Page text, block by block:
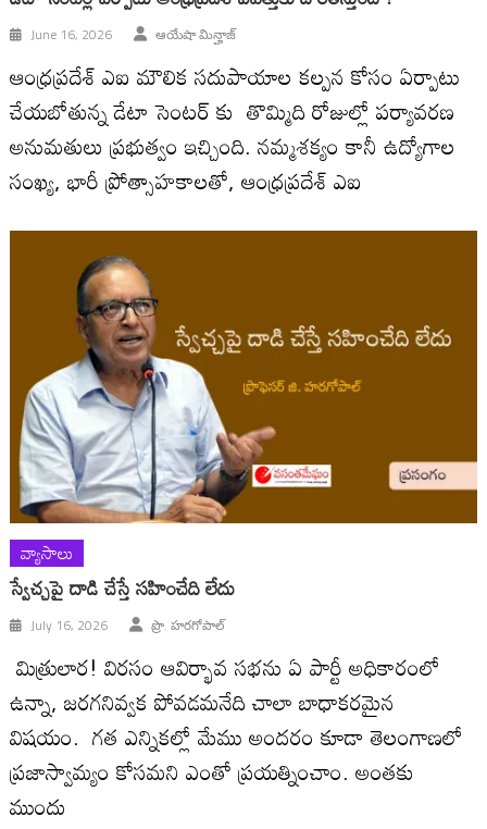
June 16, 2026 ఆయేషా మిన్హాజ్
ఆంధ్రప్రదేశ్ ఎఐ మౌలిక సదుపాయాల కల్పన కోసం ఏర్పాటు
చేయబోతున్న డేటా సెంటర్ కు తొమ్మిది రోజుల్లో పర్యావరణ
అనుమతులు ప్రభుత్వం ఇచ్చింది. నమ్మశక్యం కానీ ఉద్యోగాల
సంఖ్య, భారీ ప్రోత్సాహకాలతో, ఆంధ్రప్రదేశ్ ఎఐ
వ్యాసాలు
స్వేచ్చపై దాడి చేస్తే సహించేది లేదు
July 16, 2026 ప్రొ. హరగోపాల్
మిత్రులార! విరసం ఆవిర్భావ సభను ఏ పార్టీ అధికారంలో
ఉన్నా, జరగనివ్వక పోవడమనేది చాలా బాధాకరమైన
విషయం. గత ఎన్నికల్లో మేము అందరం కూడా తెలంగాణలో
ప్రజాస్వామ్యం కోసమని ఎంతో ప్రయత్నించాం. అంతకు
ముందు